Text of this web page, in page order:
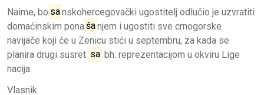
Naime, bo sanskohercegovački ugostitelj odlučio je uzvratiti
domaćinskim ponašanjem i ugostiti sve crnogorske
navijače koji će u Zenicu stići u septembru, za kada se
planira drugi susret sa bh. reprezentacijom u okviru Lige
nacija.
Vlasnik